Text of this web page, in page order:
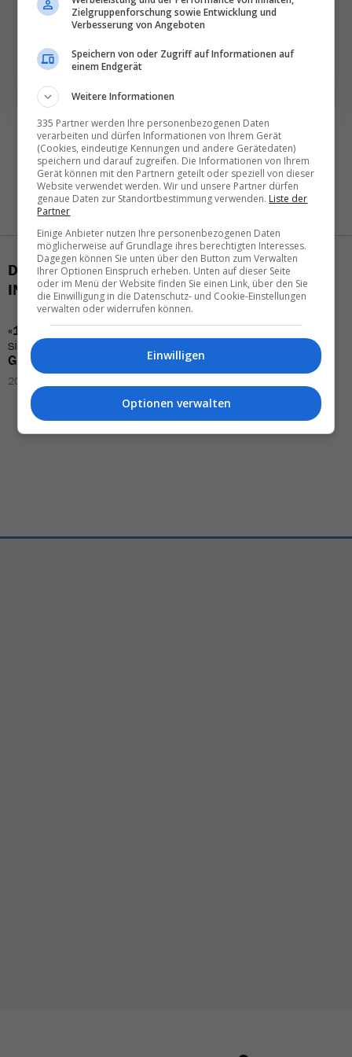
DAS KÖNNTE SIE AUCH
INTERESSIEREN
«101 beste Hotels»:Das
sind die
Gewinner
20.04.2026 – 08:54
ImAustralien-Tourismus
Optimismus
Urs Wälterlin, Adelaide
18.05.2026 – 09:54
Zielgruppenforschung sowie Entwicklung und
Verbesserung von Angeboten
Speichern von oder Zugriff auf Informationen auf
einem Endgerät
Weitere Informationen
335 Partner werden Ihre personenbezogenen Daten
verarbeiten und dürfen Informationen von Ihrem Gerät
(Cookies, eindeutige Kennungen und andere Gerätedaten)
speichern und darauf zugreifen. Die Informationen von Ihrem
Gerät können mit den Partnern geteilt oder speziell von dieser
Website verwendet werden. Wir und unsere Partner dürfen
genaue Daten zur Standortbestimmung verwenden. Liste der
Partner
Einige Anbieter nutzen Ihre personenbezogenen Daten
möglicherweise auf Grundlage ihres berechtigten Interesses.
Dagegen können Sie unten über den Button zum Verwalten
Ihrer Optionen Einspruch erheben. Unten auf dieser Seite
oder im Menü der Website finden Sie einen Link, über den Sie
die Einwilligung in die Datenschutz- und Cookie-Einstellungen
verwalten oder widerrufen können.
Einwilligen
Optionen verwalten